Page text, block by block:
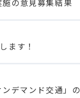
施の意見募集結果
ます！
デマンド交通